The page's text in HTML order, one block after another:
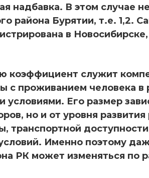
надбавка. В этом случае
района Бурятии, т.е. 1,2.
в
коэффициент служит
с проживанием человека
условиями. Его размер
но и от уровня развития
транспортной
Именно поэтому
РК может изменяться по